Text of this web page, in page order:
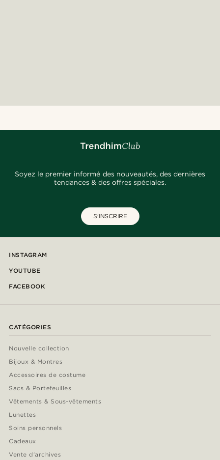
Soyez le premier informé des nouveautés, des dernières
tendances & des offres spéciales.
S'INSCRIRE
INSTAGRAM
YOUTUBE
FACEBOOK
CATÉGORIES
Nouvelle collection
Bijoux & Montres
Accessoires de costume
Sacs & Portefeuilles
Vêtements & Sous-vêtements
Lunettes
Soins personnels
Cadeaux
Vente d'archives